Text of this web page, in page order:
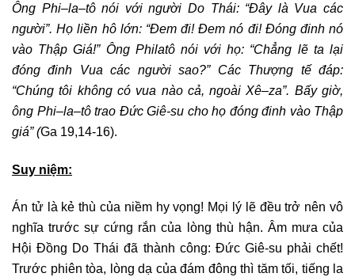
Ông Phi–la–tô nói với người Do Thái: “Đây là Vua các
người”. Họ liền hô lớn: “Đem đi! Đem nó đi! Đóng đinh nó
vào Thập Giá!” Ông Philatô nói với họ: “Chẳng lẽ ta lại
đóng đinh Vua các người sao?” Các Thượng tế đáp:
“Chúng tôi không có vua nào cả, ngoài Xê–za”. Bấy giờ,
ông Phi–la–tô trao Đức Giê-su cho họ đóng đinh vào Thập
giá” (Ga 19,14-16).
Suy niệm:
Án tử là kẻ thù của niềm hy vọng! Mọi lý lẽ đều trở nên vô
nghĩa trước sự cứng rắn của lòng thù hận. Âm mưa của
Hội Đồng Do Thái đã thành công: Đức Giê-su phải chết!
Trước phiên tòa, lòng dạ của đám đông thì tăm tối, tiếng la